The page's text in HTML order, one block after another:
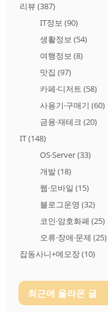
리뷰 (387)
IT정보 (90)
생활정보 (54)
여행정보 (8)
맛집 (97)
카페·디저트 (58)
사용기·구매기 (60)
금융·재테크 (20)
IT(148)
OS·Server(33)
개발(18)
웹·모바일 (15)
블로그운영 (32)
코인·암호화폐 (25)
오류·장애·문제 (25)
잡동사니+메모장(10)
최근에 올라온 글